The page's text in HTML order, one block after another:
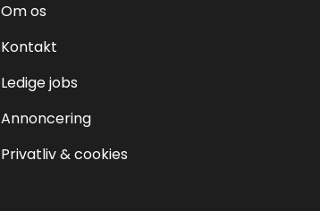
Om os
Kontakt
Ledige jobs
Annoncering
Privatliv & cookies